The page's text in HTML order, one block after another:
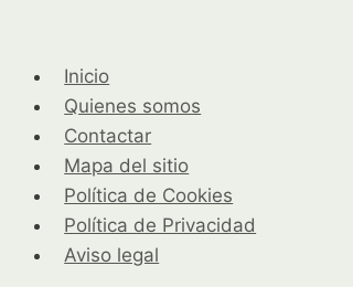
Chile
Inicio
Quienes somos
Contactar
Mapa del sitio
Política de Cookies
Política de Privacidad
Aviso legal